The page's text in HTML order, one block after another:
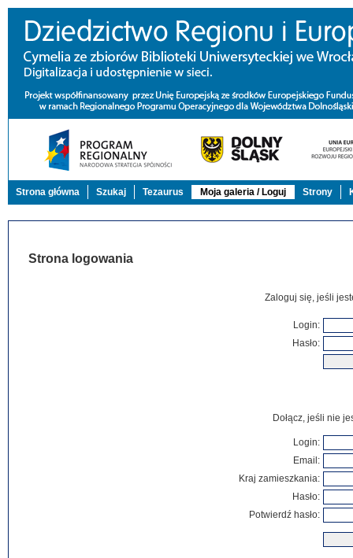
Strona główna Szukaj Tezaurus Moja galeria / Loguj Strony
Strona logowania
Zaloguj się, jeśli
Login:
Hasło:
Dołącz, jeśli nie
Login:
Email:
Kraj zamieszkania:
Hasło:
Potwierdź hasło: